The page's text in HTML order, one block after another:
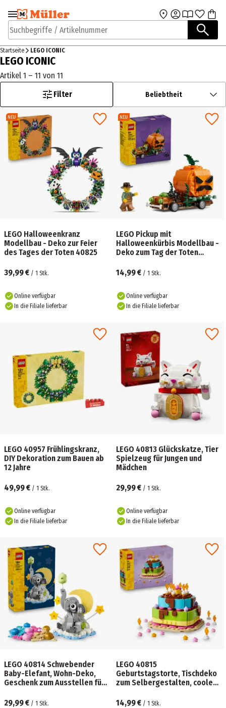
Zur Navigation
springen
Zum Hauptinhalt
Suchbegriffe / Artikelnummer
Startseite LEGO ICONIC
LEGO ICONIC
Artikel 1 – 11 von 11
Filter
Beliebtheit
LEGO Halloweenkranz
Modellbau - Deko zur Feier
des Tages der Toten 40825
39,99 € / 1 Stk.
Online verfügbar
In die Filiale lieferbar
LEGO Pickup mit
Halloweenkürbis Modellbau -
Deko zum Tag der Toten
14,99 € / 1 Stk.
Online verfügbar
In die Filiale lieferbar
LEGO 40957 Frühlingskranz,
DIY Dekoration zum Bauen ab
12 Jahre
49,99 € / 1 Stk.
Online verfügbar
In die Filiale lieferbar
LEGO 40813 Glückskatze, Tier
Spielzeug für Jungen und
Mädchen
29,99 € / 1 Stk.
Online verfügbar
In die Filiale lieferbar
LEGO 40814 Schwebender
Baby-Elefant, Wohn-Deko,
Geschenk zum Ausstellen für
29,99 € / 1 Stk.
LEGO 40815
Geburtstagstorte, Tischdeko
zum Selbergestalten, cooles
14,99 € / 1 Stk.